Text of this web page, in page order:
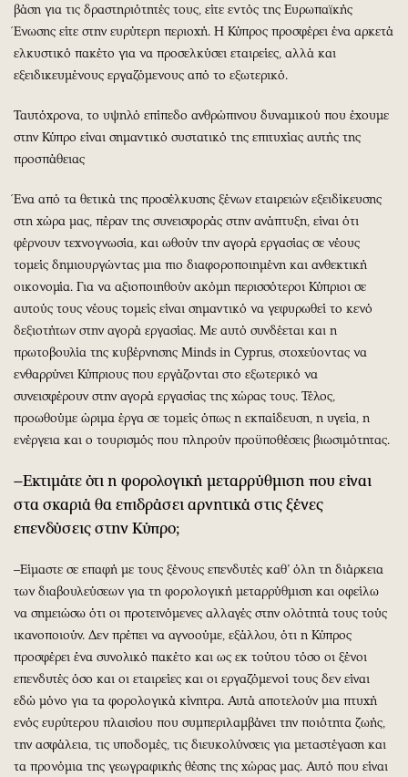
βάση για τις δραστηριότητές τους, είτε εντός της Ευρωπαϊκής
Ένωσης είτε στην ευρύτερη περιοχή. Η Κύπρος προσφέρει ένα αρκετά
ελκυστικό πακέτο για να προσελκύσει εταιρείες, αλλά και
εξειδικευμένους εργαζόμενους από το εξωτερικό.
Ταυτόχρονα, το υψηλό επίπεδο ανθρώπινου δυναμικού που έχουμε
στην Κύπρο είναι σημαντικό συστατικό της επιτυχίας αυτής της
προσπάθειας
Ένα από τα θετικά της προσέλκυσης ξένων εταιρειών εξειδίκευσης
στη χώρα μας, πέραν της συνεισφοράς στην ανάπτυξη, είναι ότι
φέρνουν τεχνογνωσία, και ωθούν την αγορά εργασίας σε νέους
τομείς δημιουργώντας μια πιο διαφοροποιημένη και ανθεκτική
οικονομία. Για να αξιοποιηθούν ακόμη περισσότεροι Κύπριοι σε
αυτούς τους νέους τομείς είναι σημαντικό να γεφυρωθεί το κενό
δεξιοτήτων στην αγορά εργασίας. Με αυτό συνδέεται και η
πρωτοβουλία της κυβέρνησης Minds in Cyprus, στοχεύοντας να
ενθαρρύνει Κύπριους που εργάζονται στο εξωτερικό να
συνεισφέρουν στην αγορά εργασίας της χώρας τους. Τέλος,
προωθούμε ώριμα έργα σε τομείς όπως η εκπαίδευση, η υγεία, η
ενέργεια και ο τουρισμός που πληρούν προϋποθέσεις βιωσιμότητας.
–Εκτιμάτε ότι η φορολογική μεταρρύθμιση που είναι
στα σκαριά θα επιδράσει αρνητικά στις ξένες
επενδύσεις στην Κύπρο;
–Είμαστε σε επαφή με τους ξένους επενδυτές καθ’ όλη τη διάρκεια
των διαβουλεύσεων για τη φορολογική μεταρρύθμιση και οφείλω
να σημειώσω ότι οι προτεινόμενες αλλαγές στην ολότητά τους τούς
ικανοποιούν. Δεν πρέπει να αγνοούμε, εξάλλου, ότι η Κύπρος
προσφέρει ένα συνολικό πακέτο και ως εκ τούτου τόσο οι ξένοι
επενδυτές όσο και οι εταιρείες και οι εργαζόμενοί τους δεν είναι
εδώ μόνο για τα φορολογικά κίνητρα. Αυτά αποτελούν μια πτυχή
ενός ευρύτερου πλαισίου που συμπεριλαμβάνει την ποιότητα ζωής,
την ασφάλεια, τις υποδομές, τις διευκολύνσεις για μεταστέγαση και
τα προνόμια της γεωγραφικής θέσης της χώρας μας. Αυτό που είναι